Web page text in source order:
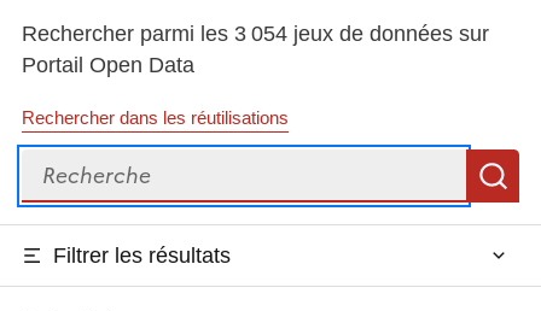
Rechercher parmi les 3 054 jeux de données sur
Portail Open Data
Rechercher dans les réutilisations
Recherche
Filtrer les résultats